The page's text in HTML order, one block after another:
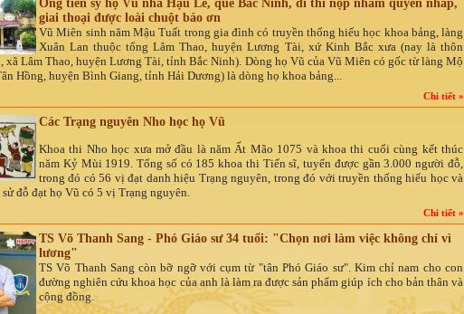
Ông tiến sỹ họ Vũ nhà Hậu Lê, quê Bắc Ninh, đi thi nộp nhầm quyển nháp,
giai thoại được loài chuột báo ơn
Vũ Miên sinh năm Mậu Tuất trong gia đình có truyền thống hiếu học khoa bảng, làng
Xuân Lan thuộc tổng Lâm Thao, huyện Lương Tài, xứ Kinh Bắc xưa (nay là thôn
xã Lâm Thao, huyện Lương Tài, tỉnh Bắc Ninh). Dòng họ Vũ của Vũ Miên có gốc từ làng Mộ
Hồng, huyện Bình Giang, tỉnh Hải Dương) là dòng họ khoa bảng...
Chi tiết »
Các Trạng nguyên Nho học họ Vũ
Khoa thi Nho học xưa mở đầu là năm Ất Mão 1075 và khoa thi cuối cùng kết thúc
năm Kỷ Mùi 1919. Tổng số có 185 khoa thi Tiến sĩ, tuyển được gần 3.000 người đỗ,
trong đó có 56 vị đạt danh hiệu Trạng nguyên, trong đó với truyền thống hiếu học và
đỗ đạt họ Vũ có 5 vị Trạng nguyên.
Chi tiết »
TS Võ Thanh Sang - Phó Giáo sư 34 tuổi: "Chọn nơi làm việc không chỉ vì
lương"
TS Võ Thanh Sang còn bỡ ngỡ với cụm từ "tân Phó Giáo sư". Kim chỉ nam cho con
đường nghiên cứu khoa học của anh là làm ra được sản phẩm giúp ích cho bản thân và
cộng đồng.